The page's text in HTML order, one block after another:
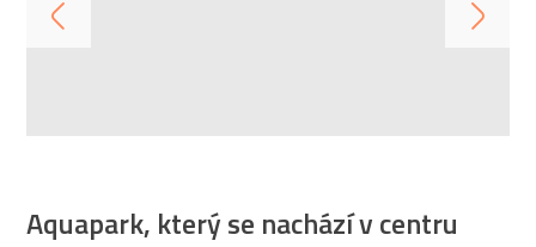
Aquapark, který se nachází v centru